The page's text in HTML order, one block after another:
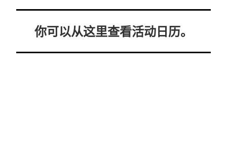
你可以从这里查看活动日历。